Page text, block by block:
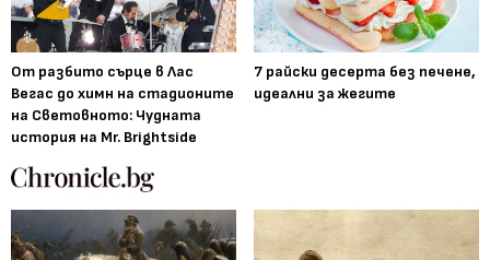
От разбито сърце в Лас
Вегас до химн на стадионите
на Световното: Чудната
история на Mr. Brightside
7 райски десерта без печене,
идеални за жегите